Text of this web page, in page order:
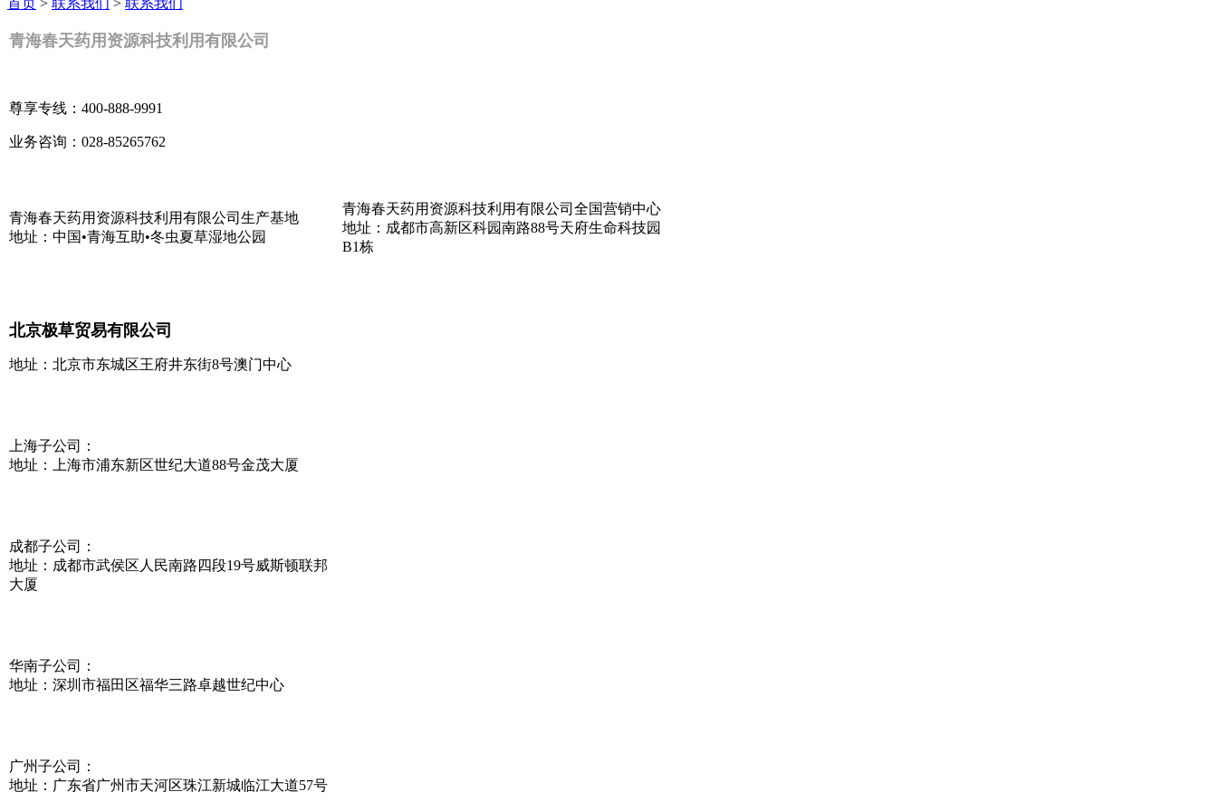
青海春天药用资源科技利用有限公司
尊享专线：400-888-9991
业务咨询：028-85265762
青海春天药用资源科技利用有限公司生产基地
地址：中国•青海互助•冬虫夏草湿地公园
青海春天药用资源科技利用有限公司全国营销中心
地址：成都市高新区科园南路88号天府生命科技园
B1栋
北京极草贸易有限公司
地址：北京市东城区王府井东街8号澳门中心
上海子公司：
地址：上海市浦东新区世纪大道88号金茂大厦
成都子公司：
地址：成都市武侯区人民南路四段19号威斯顿联邦
大厦
华南子公司：
地址：深圳市福田区福华三路卓越世纪中心
广州子公司：
地址：广东省广州市天河区珠江新城临江大道57号